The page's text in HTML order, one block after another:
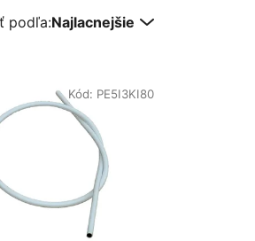
podľa:Najlacnejšie
Kód: PE5I3KI80